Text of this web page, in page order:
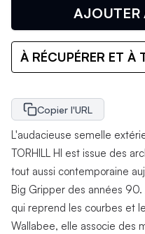
AJOUTER
À RÉCUPÉRER ET À
Copier l'URL
L'audacieuse semelle
TORHILL HI est issue des
tout aussi contemporaine
Big Gripper des années
qui reprend les courbes et
Wallabee, elle associe des